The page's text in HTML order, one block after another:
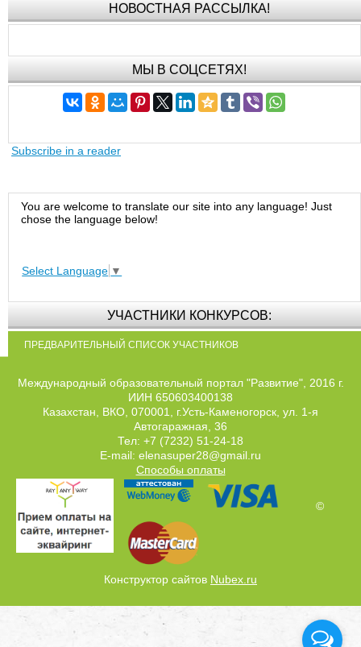
НОВОСТНАЯ РАССЫЛКА!
МЫ В СОЦСЕТЯХ!
Subscribe in a reader
You are welcome to translate our site into any language! Just
chose the language below!
Select Language ▼
УЧАСТНИКИ КОНКУРСОВ:
ПРЕДВАРИТЕЛЬНЫЙ СПИСОК УЧАСТНИКОВ
Международный образовательный портал "Развитие", 2016 г.
ИИН 650603400138
Казахстан, ВКО, 070001, г.Усть-Каменогорск, ул. 1-я
Автогаражная, 36
Тел: +7 (7232) 51-24-18
E-mail: elenasuper28@gmail.ru
Способы оплаты
©
Конструктор сайтов Nubex.ru